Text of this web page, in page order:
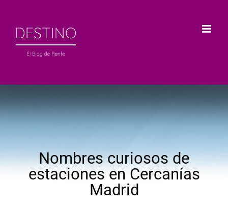
contenido
Nombres curiosos de
estaciones en Cercanías
Madrid